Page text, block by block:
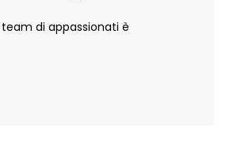
team di appassionati è